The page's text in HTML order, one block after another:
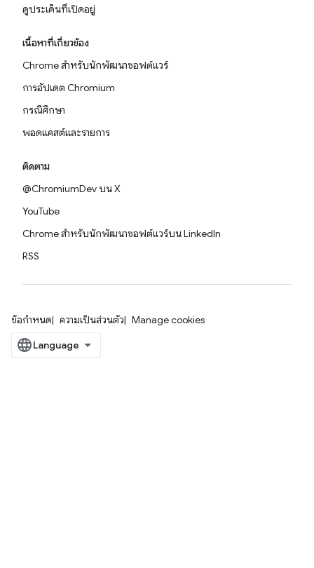
ดูประเด็นที่เปิดอยู่
เนื้อหาที่เกี่ยวข้อง
Chrome สำหรับนักพัฒนาซอฟต์แวร์
การอัปเดต Chromium
กรณีศึกษา
พอดแคสต์และรายการ
ติดตาม
@ChromiumDev บน X
YouTube
Chrome สำหรับนักพัฒนาซอฟต์แวร์บน LinkedIn
RSS
ข้อกำหนด ความเป็นส่วนตัว Manage cookies